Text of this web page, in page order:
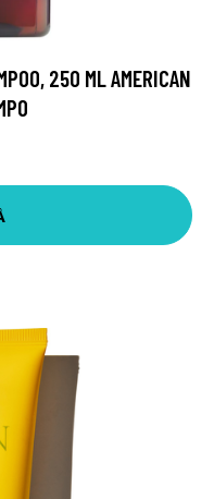
250 ML AMERICAN